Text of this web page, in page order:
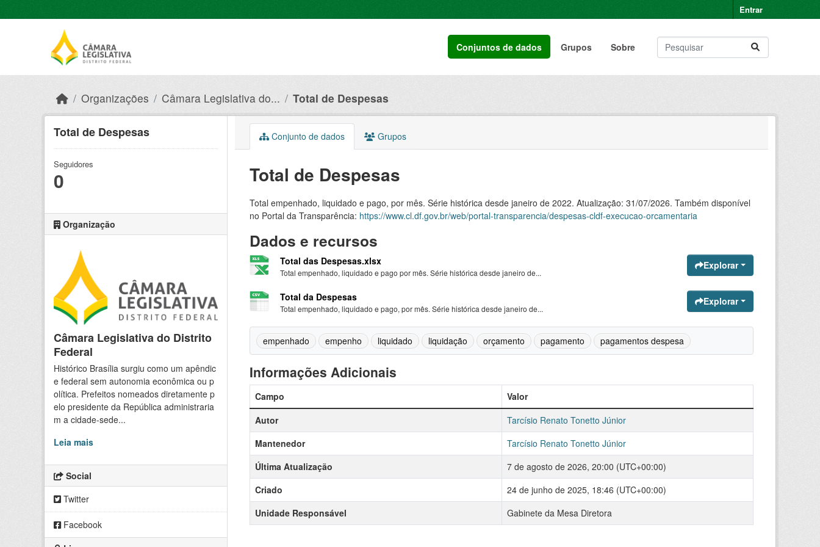
Entrar
Conjuntos de dados Grupos Sobre
Organizações Câmara Legislativa do... Total de Despesas
Total de Despesas
Seguidores
0
Organização
Câmara Legislativa do Distrito
Federal
Histórico Brasília surgiu como um apêndic
e federal sem autonomia econômica ou p
olítica. Prefeitos nomeados diretamente p
elo presidente da República administraria
m a cidade-sede...
Leia mais
Social
Twitter
Facebook
Conjunto de dados Grupos
Total de Despesas
Total empenhado, liquidado e pago, por mês. Série histórica desde janeiro de 2022. Atualização: 31/07/2026. Também disponível
no Portal da Transparência: https://www.cl.df.gov.br/web/portal-transparencia/despesas-cldf-execucao-orcamentaria
Dados e recursos
Total das Despesas.xlsx
Total empenhado, liquidado e pago por mês. Série histórica desde janeiro de...
Explorar
Total da Despesas
Total empenhado, liquidado e pago, por mês. Série histórica desde janeiro de...
Explorar
empenhado empenho liquidado liquidação orçamento pagamento pagamentos despesa
Informações Adicionais
Campo
Valor
Autor
Tarcísio Renato Tonetto Júnior
Mantenedor
Tarcísio Renato Tonetto Júnior
Última Atualização
7 de agosto de 2026, 20:00 (UTC+00:00)
Criado
24 de junho de 2025, 18:46 (UTC+00:00)
Unidade Responsável
Gabinete da Mesa Diretora